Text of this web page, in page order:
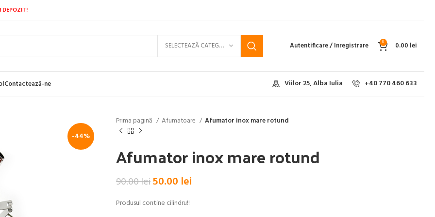
DEPOZIT!
SELECTEAZĂ CATEGORIA Autentificare / Inregistrare 0 0.00 lei
Contactează-ne Viilor 25, Alba Iulia +40 770 460 633
-44%
Prima pagină Afumatoare Afumator inox mare rotund
Afumator inox mare rotund
90.00leiPrețul
a
50.00 lei
Produsul contine cilindru!!